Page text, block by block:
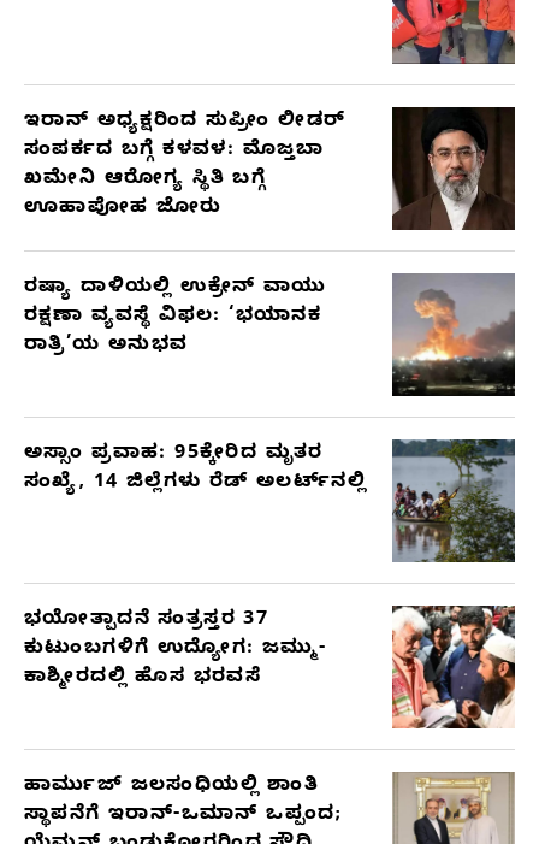
ಇರಾನ್ ಅಧ್ಯಕ್ಷರಿಂದ ಸುಪ್ರೀಂ ಲೀಡರ್
ಸಂಪರ್ಕದ ಬಗ್ಗೆ ಕಳವಳ: ಮೊಜ್ತಬಾ
ಖಮೇನಿ ಆರೋಗ್ಯ ಸ್ಥಿತಿ ಬಗ್ಗೆ
ಊಹಾಪೋಹ ಜೋರು
ರಷ್ಯಾ ದಾಳಿಯಲ್ಲಿ ಉಕ್ರೇನ್ ವಾಯು
ರಕ್ಷಣಾ ವ್ಯವಸ್ಥೆ ವಿಫಲ: ‘ಭಯಾನಕ
ರಾತ್ರಿ’ಯ ಅನುಭವ
ಅಸ್ಸಾಂ ಪ್ರವಾಹ: 95ಕ್ಕೇರಿದ ಮೃತರ
ಸಂಖ್ಯೆ, 14 ಜಿಲ್ಲೆಗಳು ರೆಡ್ ಅಲರ್ಟ್‌ನಲ್ಲಿ
ಭಯೋತ್ಪಾದನೆ ಸಂತ್ರಸ್ತರ 37
ಕುಟುಂಬಗಳಿಗೆ ಉದ್ಯೋಗ: ಜಮ್ಮು-
ಕಾಶ್ಮೀರದಲ್ಲಿ ಹೊಸ ಭರವಸೆ
ಹಾರ್ಮುಜ್ ಜಲಸಂಧಿಯಲ್ಲಿ ಶಾಂತಿ
ಸ್ಥಾಪನೆಗೆ ಇರಾನ್-ಒಮಾನ್ ಒಪ್ಪಂದ;